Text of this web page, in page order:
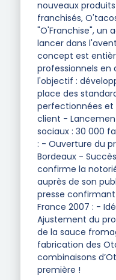
nouveaux
franchisés,
"O'Franchise", un
lancer dans
concept est
professionnels en
l'objectif :
place des
perfectionnées et
client -
sociaux : 30 000
: - Ouverture du
Bordeaux -
confirme la
auprès de son
presse
France 2007 : -
Ajustement du
de la sauce
fabrication des
combinaisons
première !